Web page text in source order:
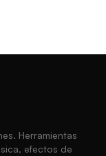
Herramientas
efectos de